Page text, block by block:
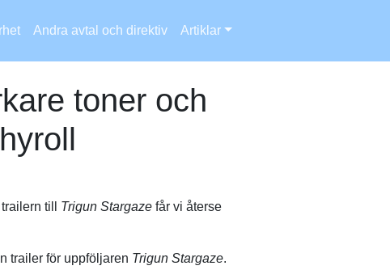
Andra avtal och direktiv Artiklar
toner och
till Trigun Stargaze får vi återse
trailer för uppföljaren Trigun Stargaze.